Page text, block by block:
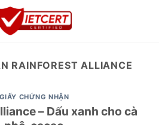
RAINFOREST ALLIANCE
GIẤY CHỨNG NHẬN
– Dấu xanh cho cà